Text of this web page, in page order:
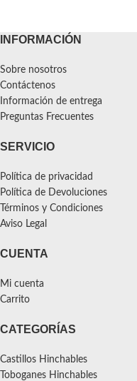
INFORMACIÓN
Sobre nosotros
Contáctenos
Información de entrega
Preguntas Frecuentes
SERVICIO
Política de privacidad
Política de Devoluciones
Términos y Condiciones
Aviso Legal
CUENTA
Mi cuenta
Carrito
CATEGORÍAS
Castillos Hinchables
Toboganes Hinchables